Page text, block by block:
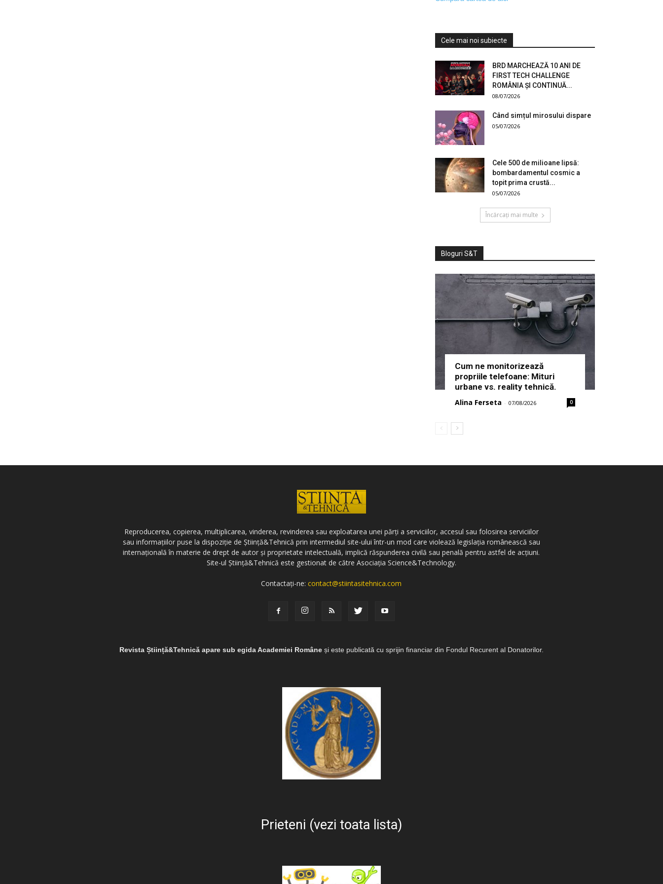
Cele mai noi subiecte
BRD MARCHEAZĂ 10 ANI DE
FIRST TECH CHALLENGE
ROMÂNIA ȘI CONTINUĂ...
08/07/2026
Când simțul mirosului dispare
05/07/2026
Cele 500 de milioane lipsă:
bombardamentul cosmic a
topit prima crustă...
05/07/2026
Încărcați mai multe
Bloguri S&T
Cum ne monitorizează
propriile telefoane: Mituri
urbane vs. reality tehnică.
Alina Ferseta - 07/08/2026 0
Reproducerea, copierea, multiplicarea, vinderea, revinderea sau exploatarea unei părți a serviciilor, accesul sau folosirea serviciilor
sau informațiilor puse la dispoziție de Știință&Tehnică prin intermediul site-ului într-un mod care violează legislația românească sau
internațională în materie de drept de autor și proprietate intelectuală, implică răspunderea civilă sau penală pentru astfel de acțiuni.
Site-ul Știință&Tehnică este gestionat de către Asociația Science&Technology.
Contactați-ne:contact@stiintasitehnica.com
Revista Știință&Tehnică apare sub egida Academiei Române și este publicată cu sprijin financiar din Fondul Recurent al Donatorilor.
Prieteni (vezi toata lista)